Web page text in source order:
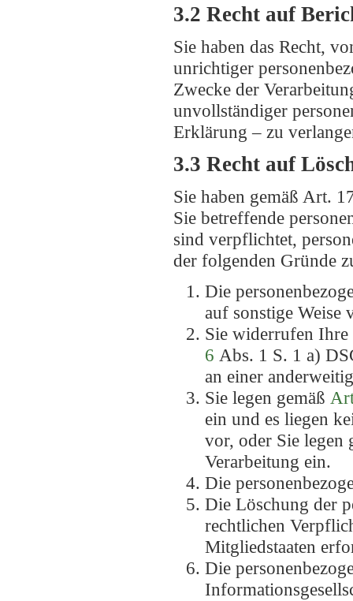
3.2 Recht auf
Sie haben das Recht,
unrichtiger
Zwecke der
unvollständiger
Erklärung – zu
3.3 Recht auf
Sie haben gemäß Art.
Sie betreffende
sind verpflichtet,
der folgenden Gründe
Die
auf sonstige Weise
Sie widerrufen
6 Abs. 1 S. 1 a)
an einer
Sie legen gemäß
ein und es liegen
vor, oder Sie legen
Verarbeitung ein.
Die
Die Löschung der
rechtlichen
Mitgliedstaaten
Die